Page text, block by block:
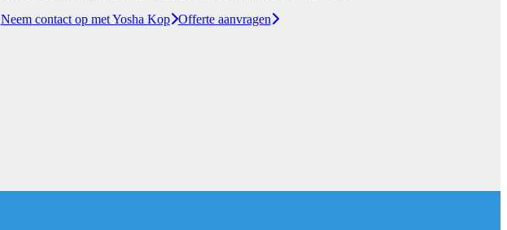
Neem contact op met Yosha Kop Offerte aanvragen